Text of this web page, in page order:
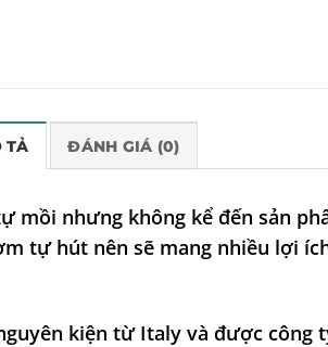
TẢ ĐÁNH GIÁ (0)
mồi nhưng không kể đến sản
tự hút nên sẽ mang nhiều lợi
kiện từ Italy và được công